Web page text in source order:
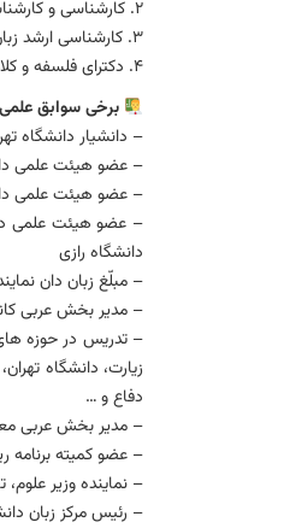
۲. کارشناسی و کارشناسی ارشد الهیات و معارف اسلامی از دانشگاه امام صادق (علیه السلام) تهران
۳. کارشناسی ارشد زبان و ادبیات عرب از دانشگاه تهران
۴. دکترای فلسفه و کلام اسلامی از دانشگاه امام صادق (علیه السلام) تهران
برخی سوابق
– دانشیار دانشگاه
– عضو هیئت علمی
– عضو هیئت علمی
– عضو هیئت علمی
دانشگاه رازی
– مبلّغ زبان دان
– مدیر بخش عربی
– تدریس در حوزه
زیارت، دانشگاه
دفاع و …
– مدیر بخش عربی
– عضو کمیته برنامه
– نماینده وزیر
– رئیس مرکز زبان